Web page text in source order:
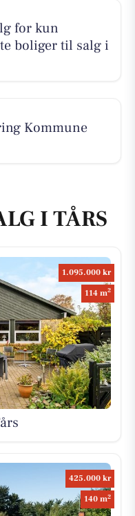
for kun
boliger til salg i
Kommune
I TÅRS
1.095.000 kr
114 m2
425.000 kr
140 m2